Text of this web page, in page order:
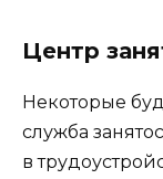
Центр
Некоторые
служба
в